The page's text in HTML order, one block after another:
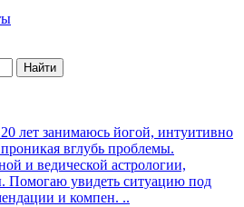
20 лет занимаюсь йогой, интуитивно
вглубь проблемы.
и ведической астрологии,
Помогаю увидеть ситуацию под
и компен. ..